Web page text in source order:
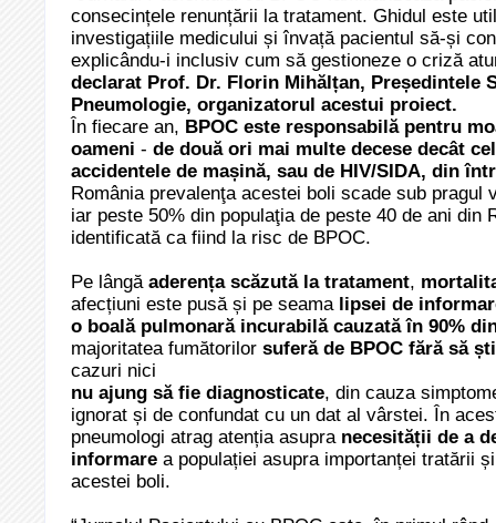
consecințele renunțării la tratament. Ghidul este
investigațiile medicului și învață pacientul să-și
explicându-i inclusiv cum să gestioneze o criză
declarat Prof. Dr. Florin Mihălțan, Președintele
Pneumologie, organizatorul acestui proiect.
În fiecare an, BPOC este responsabilă pentru
oameni - de două ori mai multe decese decât
accidentele de mașină, sau de HIV/SIDA, din
România prevalenţa acestei boli scade sub pragul
iar peste 50% din populaţia de peste 40 de ani din
identificată ca fiind la risc de BPOC.
Pe lângă aderența scăzută la tratament,
afecțiuni este pusă și pe seama lipsei de
o boală pulmonară incurabilă cauzată în 90%
majoritatea fumătorilor suferă de BPOC fără să
cazuri nici
nu ajung să fie diagnosticate, din cauza
ignorat și de confundat cu un dat al vârstei. În
pneumologi atrag atenția asupra necesității de a
informare a populației asupra importanței tratării
acestei boli.